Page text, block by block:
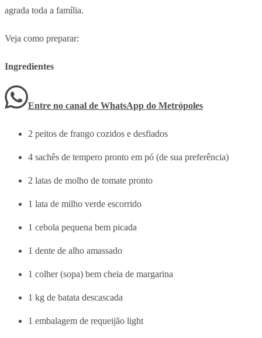
agrada toda a família.
Veja como preparar:
Ingredientes
Entre no canal de WhatsApp do Metrópoles
2 peitos de frango cozidos e desfiados
4 sachês de tempero pronto em pó (de sua preferência)
2 latas de molho de tomate pronto
1 lata de milho verde escorrido
1 cebola pequena bem picada
1 dente de alho amassado
1 colher (sopa) bem cheia de margarina
1 kg de batata descascada
1 embalagem de requeijão light